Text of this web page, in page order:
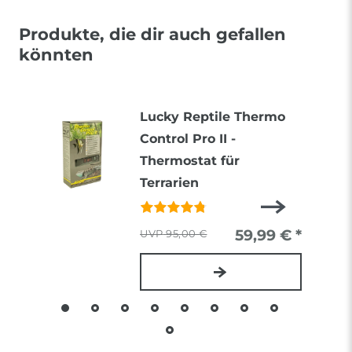
Produkte, die dir auch gefallen
könnten
Lucky Reptile Thermo
Control Pro II -
Thermostat für
Terrarien
95,00 € 59,99 € *